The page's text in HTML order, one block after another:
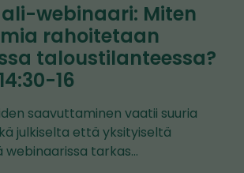
webinaari: Miten
rahoitetaan
taloustilanteessa?
16
saavuttaminen vaatii suuria
julkiselta että yksityiseltä
webinaarissa tarkas…